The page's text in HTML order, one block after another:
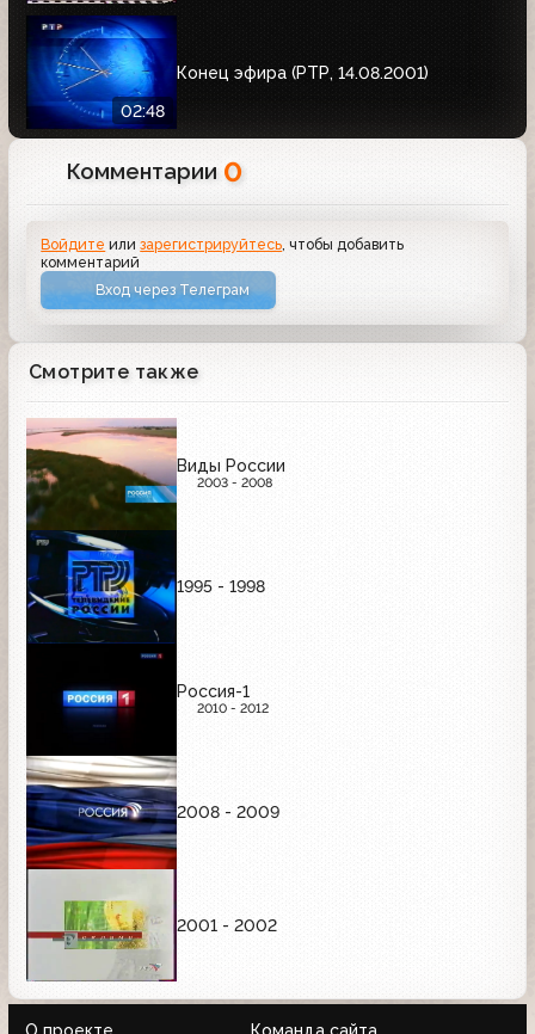
02:48
Конец эфира (РТР, 14.08.2001)
Комментарии 0
Войдите илизарегистрируйтесь, чтобы добавить
комментарий
Вход через Телеграм
Смотрите также
Виды России
2003 - 2008
1995 - 1998
Россия-1
2010 - 2012
2008 - 2009
2001 - 2002
О проекте Команда сайта